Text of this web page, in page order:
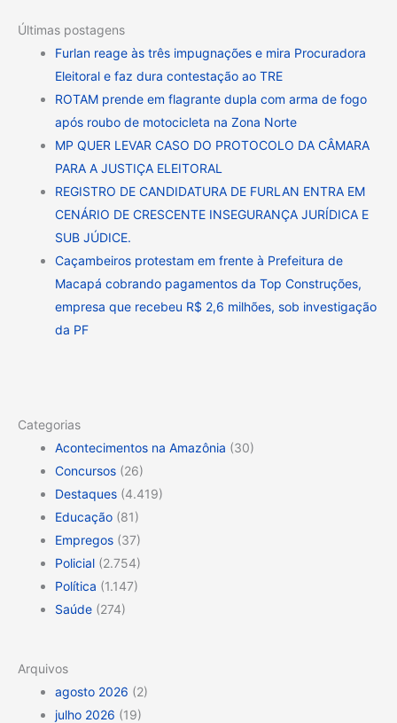
Últimas postagens
Furlan reage às três impugnações e mira Procuradora
Eleitoral e faz dura contestação ao TRE
ROTAM prende em flagrante dupla com arma de fogo
após roubo de motocicleta na Zona Norte
MP QUER LEVAR CASO DO PROTOCOLO DA CÂMARA
PARA A JUSTIÇA ELEITORAL
REGISTRO DE CANDIDATURA DE FURLAN ENTRA EM
CENÁRIO DE CRESCENTE INSEGURANÇA JURÍDICA E
SUB JÚDICE.
Caçambeiros protestam em frente à Prefeitura de
Macapá cobrando pagamentos da Top Construções,
empresa que recebeu R$ 2,6 milhões, sob investigação
da PF
Categorias
Acontecimentos na Amazônia (30)
Concursos (26)
Destaques (4.419)
Educação (81)
Empregos (37)
Policial (2.754)
Política (1.147)
Saúde (274)
Arquivos
agosto 2026 (2)
julho 2026 (19)